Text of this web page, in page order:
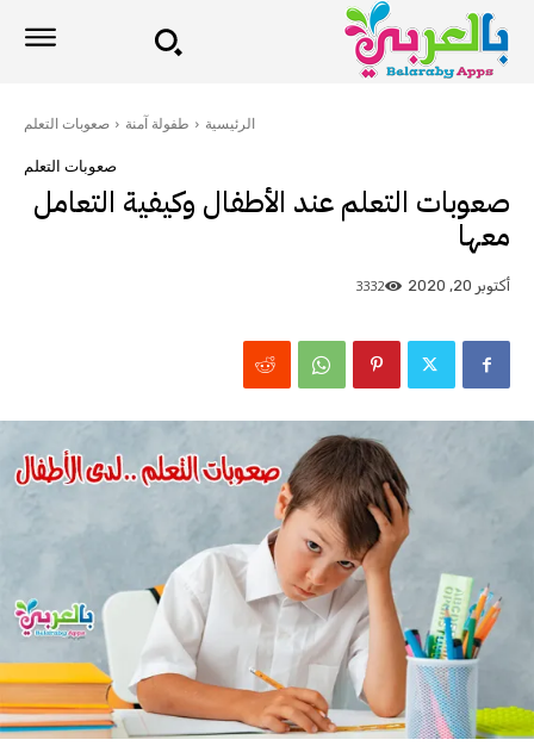
الرئيسية طفولة آمنة صعوبات التعلم
صعوبات التعلم
صعوبات التعلم عند الأطفال وكيفية التعامل
معها
أكتوبر 20, 2020 3332